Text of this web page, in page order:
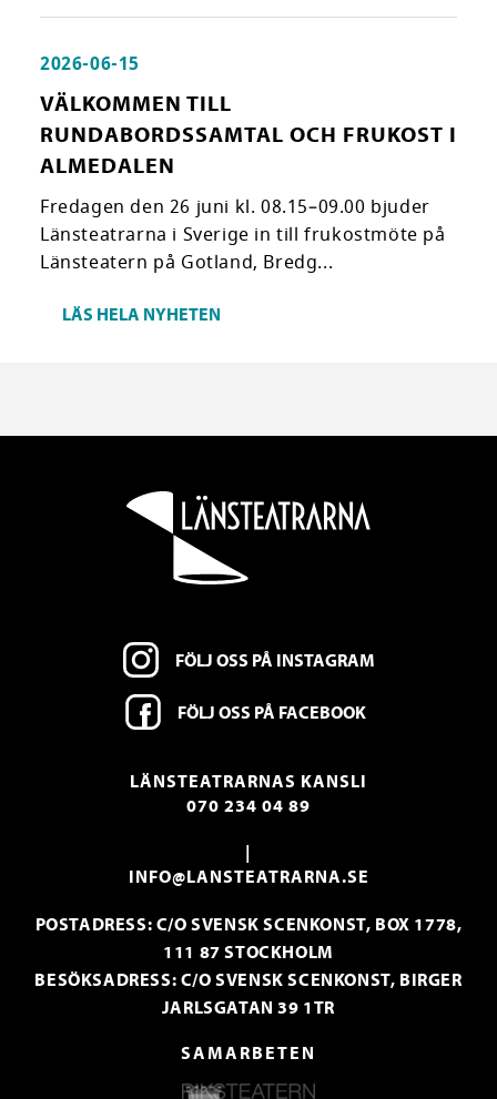
2026-06-15
VÄLKOMMEN TILL
RUNDABORDSSAMTAL OCH FRUKOST I
ALMEDALEN
Fredagen den 26 juni kl. 08.15–09.00 bjuder
Länsteatrarna i Sverige in till frukostmöte på
Länsteatern på Gotland, Bredg...
LÄS HELA NYHETEN
FÖLJ OSS PÅ INSTAGRAM
FÖLJ OSS PÅ FACEBOOK
LÄNSTEATRARNAS KANSLI
070 234 04 89
|
INFO@LANSTEATRARNA.SE
POSTADRESS: C/O SVENSK SCENKONST, BOX 1778,
111 87 STOCKHOLM
BESÖKSADRESS: C/O SVENSK SCENKONST, BIRGER
JARLSGATAN 39 1TR
SAMARBETEN